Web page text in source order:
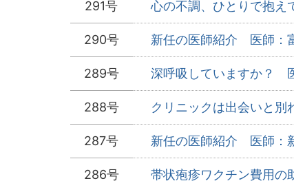
291号 心の不調、ひとりで抱
290号 新任の医師紹介 医師：
289号 深呼吸していますか？
288号 クリニックは出会いと別
287号 新任の医師紹介 医師：
286号 帯状疱疹ワクチン費用の